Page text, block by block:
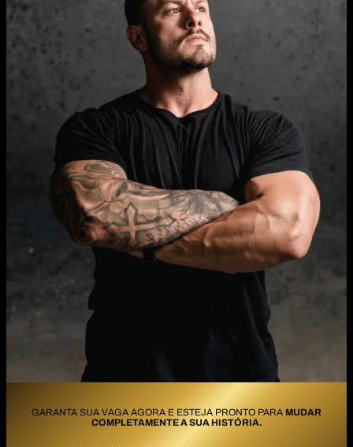
GARANTA SUA VAGA AGORA E ESTEJA PRONTO PARA MUDAR
COMPLETAMENTE A SUA HISTÓRIA.